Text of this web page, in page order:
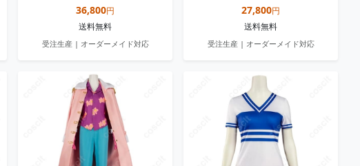
36,800円
送料無料
受注生産 | オーダーメイド対応
27,800円
送料無料
受注生産 | オーダーメイド対応